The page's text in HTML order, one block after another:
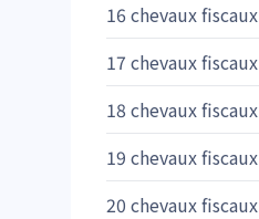
16 chevaux fiscaux
17 chevaux fiscaux
18 chevaux fiscaux
19 chevaux fiscaux
20 chevaux fiscaux